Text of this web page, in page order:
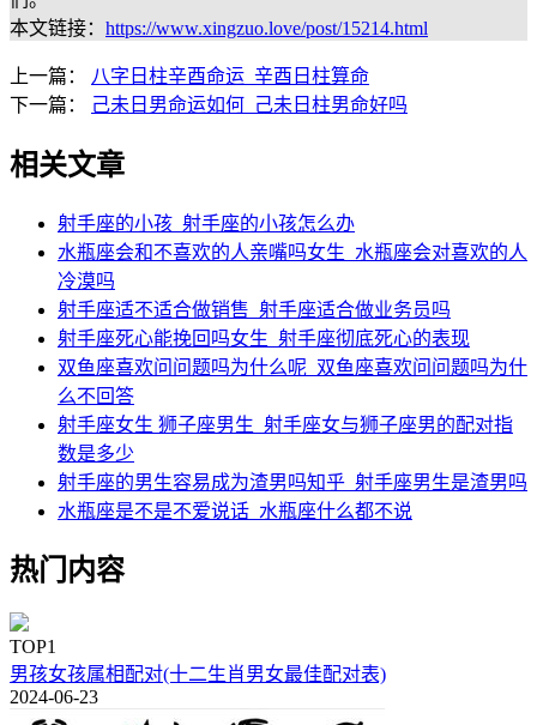
本文链接： https://www.xingzuo.love/post/15214.html
上一篇：
八字日柱辛酉命运_辛酉日柱算命
下一篇：
己未日男命运如何_己未日柱男命好吗
相关文章
射手座的小孩_射手座的小孩怎么办
水瓶座会和不喜欢的人亲嘴吗女生_水瓶座会对喜欢的人
冷漠吗
射手座适不适合做销售_射手座适合做业务员吗
射手座死心能挽回吗女生_射手座彻底死心的表现
双鱼座喜欢问问题吗为什么呢_双鱼座喜欢问问题吗为什
么不回答
射手座女生 狮子座男生_射手座女与狮子座男的配对指
数是多少
射手座的男生容易成为渣男吗知乎_射手座男生是渣男吗
水瓶座是不是不爱说话_水瓶座什么都不说
热门内容
TOP1
男孩女孩属相配对(十二生肖男女最佳配对表)
2024-06-23